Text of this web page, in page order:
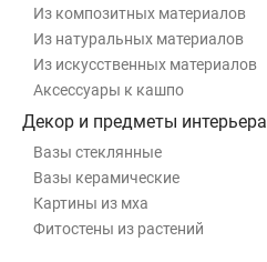
Из композитных материалов
Из натуральных материалов
Из искусственных материалов
Аксессуары к кашпо
Декор и предметы интерьера
Вазы стеклянные
Вазы керамические
Картины из мха
Фитостены из растений